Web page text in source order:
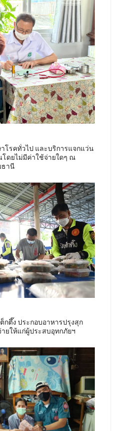
โรคทั่วไป และบริการแจกแว่น
ดยไม่มีค่าใช้จ่ายใดๆ ณ
ธานี
กตึ๊ง ประกอบอาหารปรุงสุก
ยให้แก่ผู้ประสบอุทกภัยฯ​